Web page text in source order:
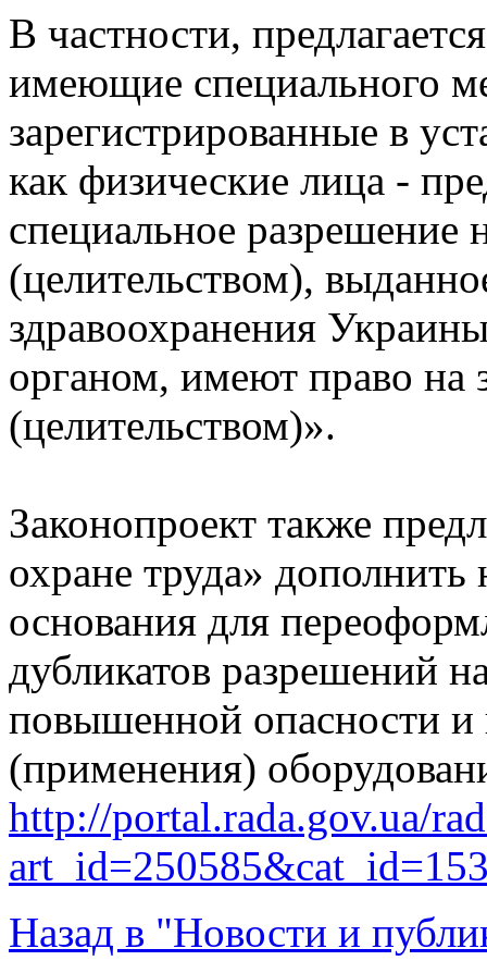
В частности,
имеющие специального
зарегистрированные в
как физические лица -
специальное разрешение
(целительством),
здравоохранения
органом, имеют право на
(целительством)».
Законопроект также
охране труда»
основания для
дубликатов разрешений
повышенной опасности и
(применения)
http://portal.rada.gov.ua/
Назад в "Новости и